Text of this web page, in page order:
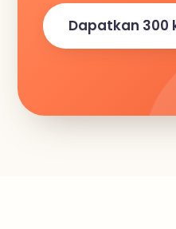
Dapatkan